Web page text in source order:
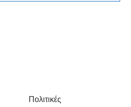
Πολιτικές